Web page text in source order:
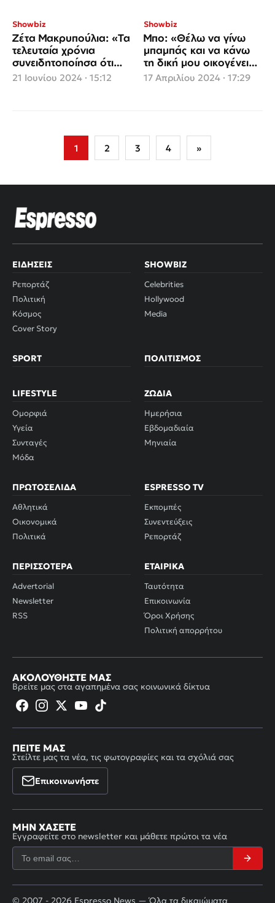
Showbiz
Ζέτα Μακρυπούλια: «Τα
τελευταία χρόνια
συνειδητοποίησα ότι
δεν είμαι σε φάση για
21 Ιουνίου 2024 · 15:12
Showbiz
Μπο: «Θέλω να γίνω
μπαμπάς και να κάνω
τη δική μου οικογένεια
γιατί τα χρόνια
περνάνε»
17 Απριλίου 2024 · 17:29
Σελιδοποίηση
άρθρων 1 2 3 4 »
ΕΙΔΉΣΕΙΣ
Ρεπορτάζ
Πολιτική
Κόσμος
Cover Story
SHOWBIZ
Celebrities
Hollywood
Media
SPORT ΠΟΛΙΤΙΣΜΌΣ
LIFESTYLE
Ομορφιά
Υγεία
Συνταγές
Μόδα
ΖΏΔΙΑ
Ημερήσια
Εβδομαδιαία
Μηνιαία
ΠΡΩΤΟΣΈΛΙΔΑ
Αθλητικά
Οικονομικά
Πολιτικά
ESPRESSO TV
Εκπομπές
Συνεντεύξεις
Ρεπορτάζ
ΠΕΡΙΣΣΌΤΕΡΑ
Advertorial
Newsletter
RSS
ΕΤΑΙΡΙΚΆ
Ταυτότητα
Επικοινωνία
Όροι Χρήσης
Πολιτική απορρήτου
ΑΚΟΛΟΥΘΉΣΤΕ ΜΑΣ
Βρείτε μας στα αγαπημένα σας κοινωνικά δίκτυα
ΠΕΊΤΕ ΜΑΣ
Στείλτε μας τα νέα, τις φωτογραφίες και τα σχόλιά σας
Επικοινωνήστε
ΜΗΝ ΧΆΣΕΤΕ
Εγγραφείτε στο newsletter και μάθετε πρώτοι τα νέα
© 2007 - 2026 Espresso News — Όλα τα δικαιώματα